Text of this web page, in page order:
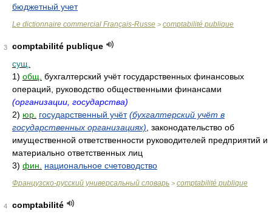
бюджетный учет
Le dictionnaire commercial Français-Russe > comptabilité publique
3
comptabilité publique
сущ.
1) общ. бухгалтерский учёт государственных финансовых
операций, руководство общественными финансами
(организации, государства)
2) юр. государственный учёт (бухгалтерский учёт в
государственных организациях) , законодательство об
имущественной ответственности руководителей предприятий и
материально ответственных лиц
3) фин. национальное счетоводство
Французско-русский универсальный словарь > comptabilité publique
4
comptabilité